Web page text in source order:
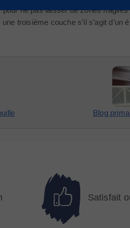
ne pas laisser de zones
troisième couche s’il s’agit d’un
Blog
Satisfait